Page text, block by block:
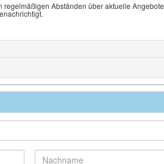
regelmäßigen Abständen über aktuelle Angebote